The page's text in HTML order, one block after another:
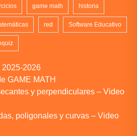
game math historia
red Software Educativo
2025-2026
GAME MATH
y perpendiculares – Video
poligonales y curvas – Video